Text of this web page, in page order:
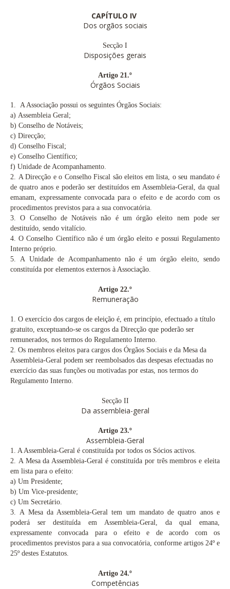
CAPÍTULO IV
Dos orgãos sociais
Secção I
Disposições gerais
Artigo 21.º
Órgãos Sociais
1.
A Associação possui os seguintes Órgãos Sociais:
a) Assembleia Geral;
b) Conselho de Notáveis;
c) Direcção;
d) Conselho Fiscal;
e) Conselho Científico;
f) Unidade de Acompanhamento.
2.
A Direcção e o Conselho Fiscal são eleitos em lista, o seu mandato é
de quatro anos e poderão ser destituídos em Assembleia-Geral, da qual
emanam, expressamente convocada para o efeito e de acordo com os
procedimentos previstos para a sua convocatória.
3.
O Conselho de Notáveis não é um órgão eleito nem pode ser
destituído, sendo vitalício.
4.
O Conselho Científico não é um órgão eleito e possui Regulamento
Interno próprio.
5.
A Unidade de Acompanhamento não é um órgão eleito, sendo
constituída por elementos externos à Associação.
Artigo 22.º
Remuneração
1.
O exercício dos cargos de eleição é, em princípio, efectuado a título
gratuito, exceptuando-se os cargos da Direcção que poderão ser
remunerados, nos termos do Regulamento Interno.
2. Os membros eleitos para cargos dos Órgãos Sociais e da Mesa da
Assembleia-Geral podem ser reembolsados das despesas efectuadas no
exercício das suas funções ou motivadas por estas, nos termos do
Regulamento Interno.
Secção II
Da assembleia-geral
Artigo 23.º
Assembleia-Geral
1. A Assembleia-Geral é constituída por todos os Sócios activos.
2.
A Mesa da Assembleia-Geral é constituída por três membros e eleita
em lista para o efeito:
a) Um Presidente;
b) Um Vice-presidente;
c) Um Secretário.
3.
A Mesa da Assembleia-Geral tem um mandato de quatro anos e
poderá ser destituída em Assembleia-Geral, da qual emana,
expressamente convocada para o efeito e de acordo com os
procedimentos previstos para a sua convocatória, conforme artigos 24º e
25º destes Estatutos.
Artigo 24.º
Competências